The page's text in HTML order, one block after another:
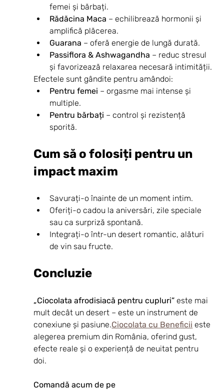
femei și bărbați.
Rădăcina Maca – echilibrează hormonii și
amplifică plăcerea.
Guarana – oferă energie de lungă durată.
Passiflora & Ashwagandha – reduc stresul
și favorizează relaxarea necesară intimității.
Efectele sunt gândite pentru amândoi:
Pentru femei – orgasme mai intense și
multiple.
Pentru bărbați – control și rezistență
sporită.
Cum să o folosiți pentru un
impact maxim
Savurați-o înainte de un moment intim.
Oferiți-o cadou la aniversări, zile speciale
sau ca surpriză spontană.
Integrați-o într-un desert romantic, alături
de vin sau fructe.
Concluzie
„Ciocolata afrodisiacă pentru cupluri” este mai
mult decât un desert – este un instrument de
conexiune și pasiune.Ciocolata cu Beneficii este
alegerea premium din România, oferind gust,
efecte reale și o experiență de neuitat pentru
doi.
Comandă acum de pe